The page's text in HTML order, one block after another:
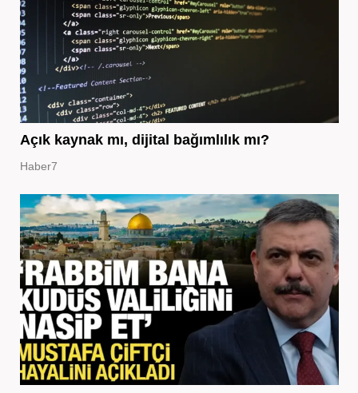
Açık kaynak mı, dijital bağımlılık mı?
Haber7